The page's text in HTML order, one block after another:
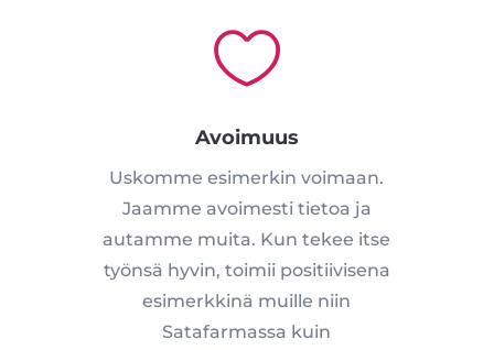

Avoimuus
Uskomme esimerkin voimaan.
Jaamme avoimesti tietoa ja
autamme muita. Kun tekee itse
työnsä hyvin, toimii positiivisena
esimerkkinä muille niin
Satafarmassa kuin